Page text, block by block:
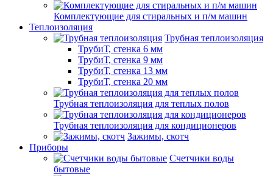
Комплектующие для стиральных и п/м машин
Теплоизоляция
Трубная теплоизоляция
ТрубиТ, стенка 6 мм
ТрубиТ, стенка 9 мм
ТрубиТ, стенка 13 мм
ТрубиТ, стенка 20 мм
Трубная теплоизоляция для теплых полов
Трубная теплоизоляция для кондиционеров
Зажимы, скотч
Приборы
Счетчики воды
бытовые